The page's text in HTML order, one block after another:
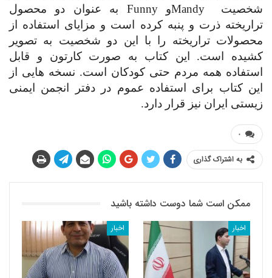
شخصیت
MandyوFunny به عنوان دو محصول
تراریخته ذرت و پنبه کرده است و مزایای استفاده از
محصولات تراریخته را با این دو شخصیت به تصویر
کشیده است. این کتاب به صورت کارتون و قابل
استفاده همه مردم حتی کودکان است. نسخه هایی از
این کتاب برای استفاده عموم در دفتر انجمن ایمنی
زیستی ایران نیز قرار دارد.
۰
به اشتراک گذاری
ممکن است شما دوست داشته باشید
اخبار اخبار